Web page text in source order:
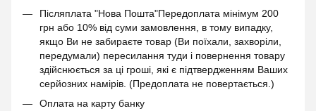
Післяплата "Нова Пошта"Передоплата мінімум 200
грн або 10% від суми замовлення, в тому випадку,
якщо Ви не забираєте товар (Ви поїхали, захворіли,
передумали) пересилання туди і повернення товару
здійснюється за ці гроші, які є підтвердженням Ваших
серйозних намірів. (Предоплата не повертається.)
Оплата на карту банку